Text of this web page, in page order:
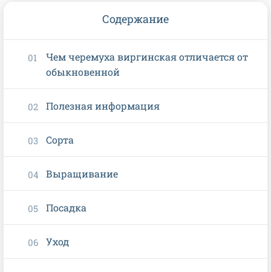
Содержание
Чем черемуха виргинская отличается от
обыкновенной
Полезная информация
Сорта
Выращивание
Посадка
Уход